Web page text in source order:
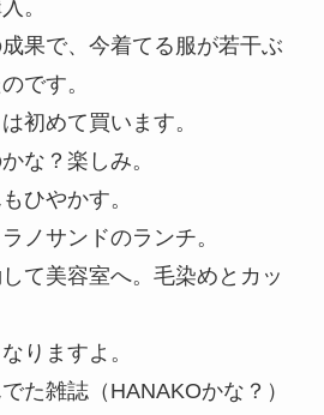
。
で、今着てる服が若干ぶ
です。
めて買います。
？楽しみ。
やかす。
サンドのランチ。
美容室へ。毛染めとカッ
ますよ。
雑誌（HANAKOかな？）